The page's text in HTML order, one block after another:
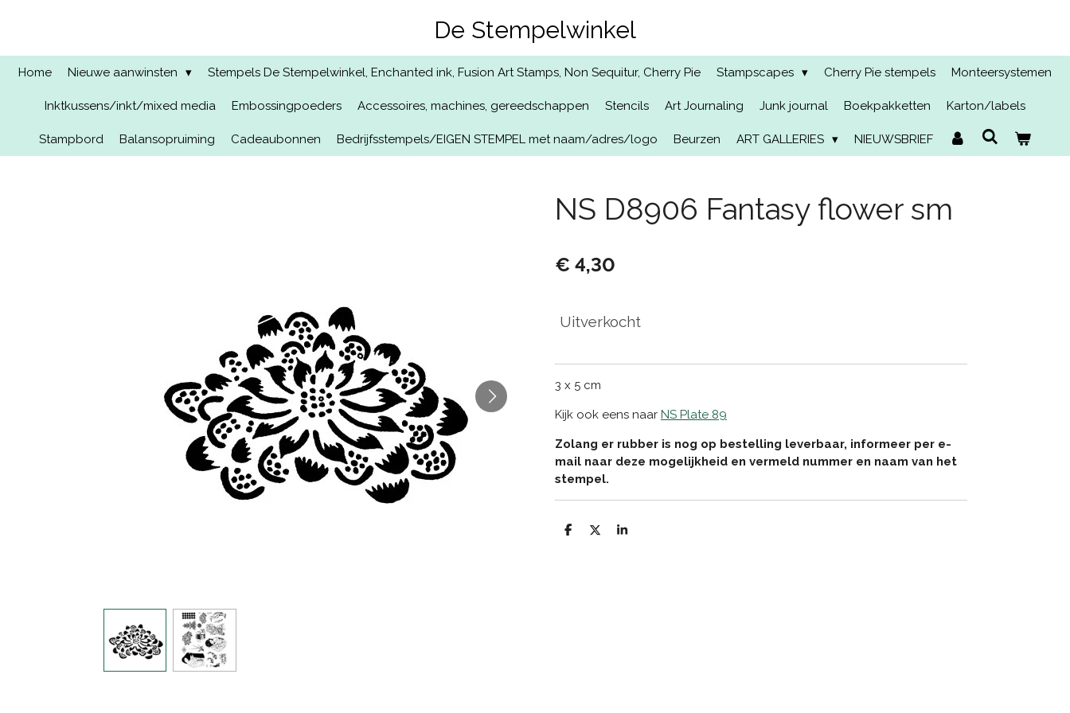
de
De Stempelwinkel
Home Nieuwe aanwinsten Stempels De Stempelwinkel, Enchanted ink, Fusion Art Stamps, Non Sequitur, Cherry Pie Stampscapes Cherry Pie stempels Monteersystemen
Inktkussens/inkt/mixed media Embossingpoeders Accessoires, machines, gereedschappen Stencils Art Journaling Junk journal Boekpakketten Karton/labels
Stampbord Balansopruiming Cadeaubonnen Bedrijfsstempels/EIGEN STEMPEL met naam/adres/logo Beurzen ART GALLERIES NIEUWSBRIEF
NS D8906 Fantasy flower sm
€ 4,30
Uitverkocht
3 x 5 cm
Kijk ook eens naar NS Plate 89
Zolang er rubber is nog op bestelling leverbaar, informeer per e-
mail naar deze mogelijkheid en vermeld nummer en naam van het
stempel.
D
D
S